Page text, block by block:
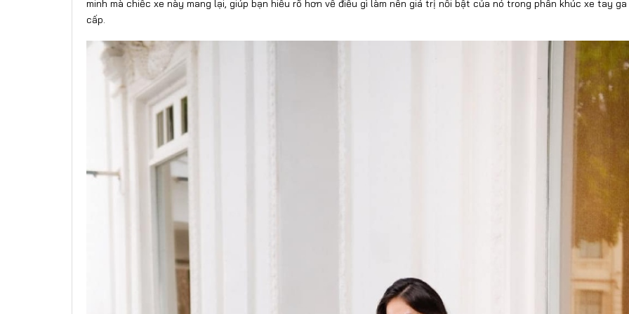
minh mà chiếc xe này mang lại, giúp bạn hiểu rõ hơn về điều gì làm nên giá trị nổi bật của nó trong phân khúc xe tay
cấp.